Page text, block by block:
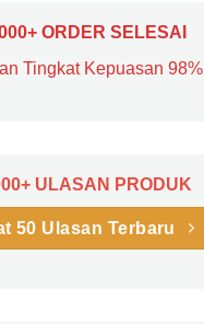
ORDER SELESAI
Tingkat Kepuasan 98%
ULASAN PRODUK
50 Ulasan Terbaru